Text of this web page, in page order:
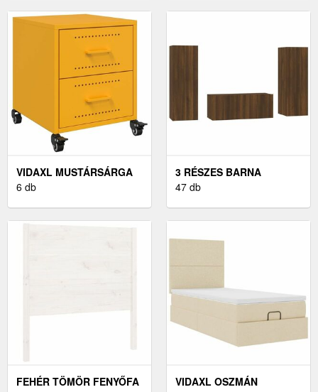
VIDAXL MUSTÁRSÁRGA
ACÉL ÉJJELISZEKRÉNY
6 db
3 RÉSZES BARNA
TÖLGYSZÍNŰ SZERELT
47 db
FEHÉR TÖMÖR FENYŐFA
VIDAXL OSZMÁN